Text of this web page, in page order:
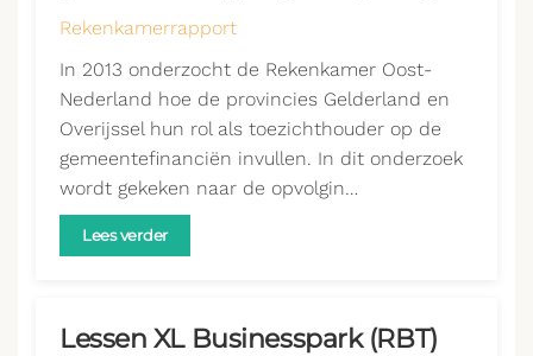
Rekenkamerrapport
In 2013 onderzocht de Rekenkamer Oost-
Nederland hoe de provincies Gelderland en
Overijssel hun rol als toezichthouder op de
gemeentefinanciën invullen. In dit onderzoek
wordt gekeken naar de opvolgin…
Lees verder
Lessen XL Businesspark (RBT)